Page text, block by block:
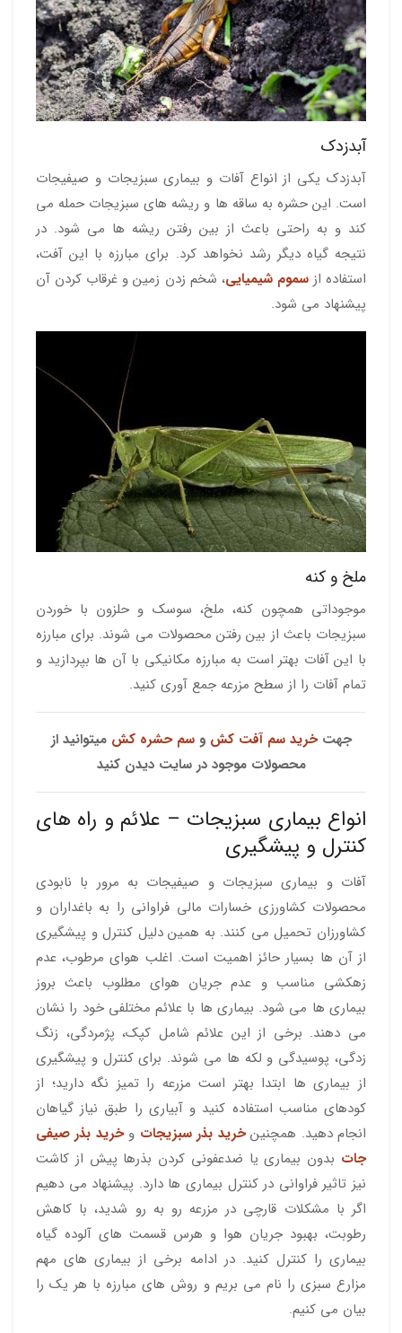
آبدزدک
آبدزدک یکی از انواع آفات و بیماری سبزیجات و صیفیجات
است. این حشره به ساقه ها و ریشه های سبزیجات حمله می
کند و به راحتی باعث از بین رفتن ریشه ها می شود. در
نتیجه گیاه دیگر رشد نخواهد کرد. برای مبارزه با این آفت،
استفاده ازسموم شیمیایی، شخم زدن زمین و غرقاب کردن آن
پیشنهاد می شود.
ملخ و کنه
موجوداتی همچون کنه، ملخ، سوسک و حلزون با خوردن
سبزیجات باعث از بین رفتن محصولات می شوند. برای مبارزه
با این آفات بهتر است به مبارزه مکانیکی با آن ها بپردازید و
تمام آفات را از سطح مزرعه جمع آوری کنید.
جهتخرید سم آفت کش وسم حشره کش میتوانید از
محصولات موجود در سایت دیدن کنید
انواع بیماری سبزیجات – علائم و راه های
کنترل و پیشگیری
آفات و بیماری سبزیجات و صیفیجات به مرور با نابودی
محصولات کشاورزی خسارات مالی فراوانی را به باغداران و
کشاورزان تحمیل می کنند. به همین دلیل کنترل و پیشگیری
از آن ها بسیار حائز اهمیت است. اغلب هوای مرطوب، عدم
زهکشی مناسب و عدم جریان هوای مطلوب باعث بروز
بیماری ها می شود. بیماری ها با علائم مختلفی خود را نشان
می دهند. برخی از این علائم شامل کپک، پژمردگی، زنگ
زدگی، پوسیدگی و لکه ها می شوند. برای کنترل و پیشگیری
از بیماری ها ابتدا بهتر است مزرعه را تمیز نگه دارید؛ از
کودهای مناسب استفاده کنید و آبیاری را طبق نیاز گیاهان
انجام دهید. همچنینخرید بذر سبزیجات وخرید بذر صیفی
جات بدون بیماری یا ضدعفونی کردن بذرها پیش از کاشت
نیز تاثیر فراوانی در کنترل بیماری ها دارد. پیشنهاد می دهیم
اگر با مشکلات قارچی در مزرعه رو به رو شدید، با کاهش
رطوبت، بهبود جریان هوا و هرس قسمت های آلوده گیاه
بیماری را کنترل کنید. در ادامه برخی از بیماری های مهم
مزارع سبزی را نام می بریم و روش های مبارزه با هر یک را
بیان می کنیم.